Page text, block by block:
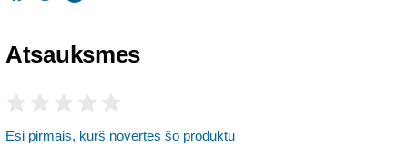
Atsauksmes
Esi pirmais, kurš novērtēs šo produktu